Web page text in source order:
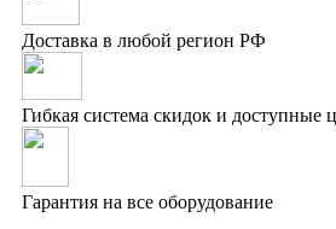
Доставка в любой регион РФ
Гибкая система скидок и доступные
Гарантия на все оборудование